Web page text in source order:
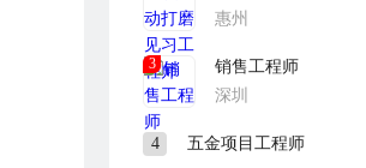
惠州
3
销售工程师
深圳
4 五金项目工程师